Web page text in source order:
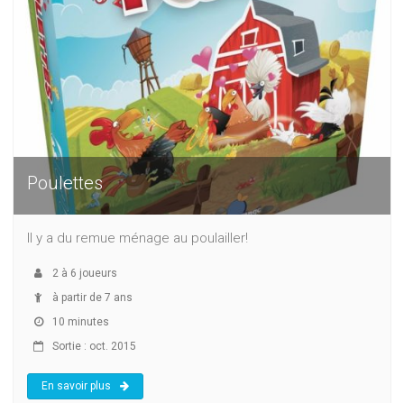
Poulettes
Il y a du remue ménage au poulailler!
2 à 6 joueurs
à partir de 7 ans
10 minutes
Sortie : oct. 2015
En savoir plus